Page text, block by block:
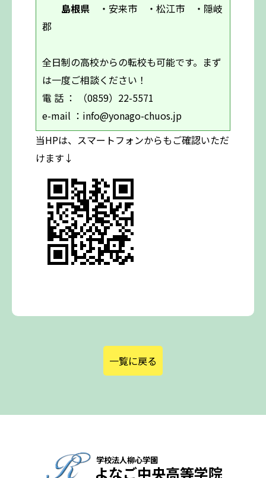
島根県 ・安来市 ・松江市 ・隠岐
郡
全日制の高校からの転校も可能です。まず
は一度ご相談ください！
電 話 ： （0859）22-5571
e-mail ：info@yonago-chuos.jp
当HPは、スマートフォンからもご確認いただ
けます↓
一覧に戻る
学校法人柳心学園
よなご中央高等学院